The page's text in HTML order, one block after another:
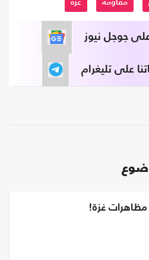
مقاومة غزة
على جوجل نيوز
على تليغرام
مظاهرات غزة!